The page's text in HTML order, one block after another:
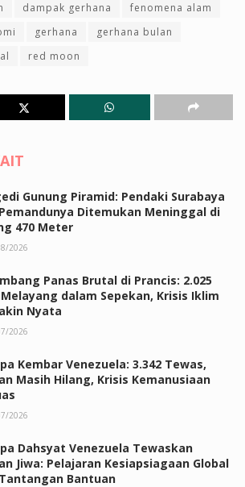
dampak gerhana
fenomena alam
gerhana
gerhana bulan
red moon
Gunung Piramid: Pendaki Surabaya
Ditemukan Meninggal di
470 Meter
2026
Panas Brutal di Prancis: 2.025
Melayang dalam Sepekan, Krisis Iklim
Nyata
2026
Kembar Venezuela: 3.342 Tewas,
Masih Hilang, Krisis Kemanusiaan
2026
Dahsyat Venezuela Tewaskan
Jiwa: Pelajaran Kesiapsiagaan Global
Bantuan